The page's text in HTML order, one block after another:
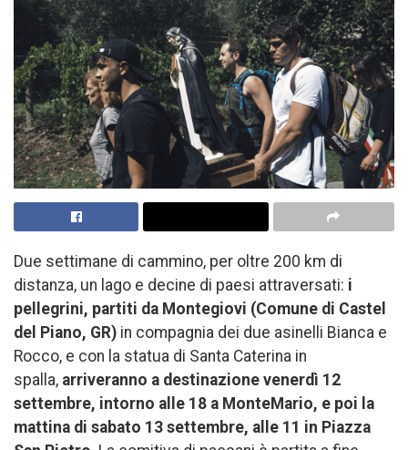
Due settimane di cammino, per oltre 200 km di
distanza, un lago e decine di paesi attraversati: i
pellegrini, partiti da Montegiovi (Comune di Castel
del Piano, GR) in compagnia dei due asinelli Bianca e
Rocco, e con la statua di Santa Caterina in
spalla, arriveranno a destinazione venerdì 12
settembre, intorno alle 18 a MonteMario, e poi la
mattina di sabato 13 settembre, alle 11 in Piazza